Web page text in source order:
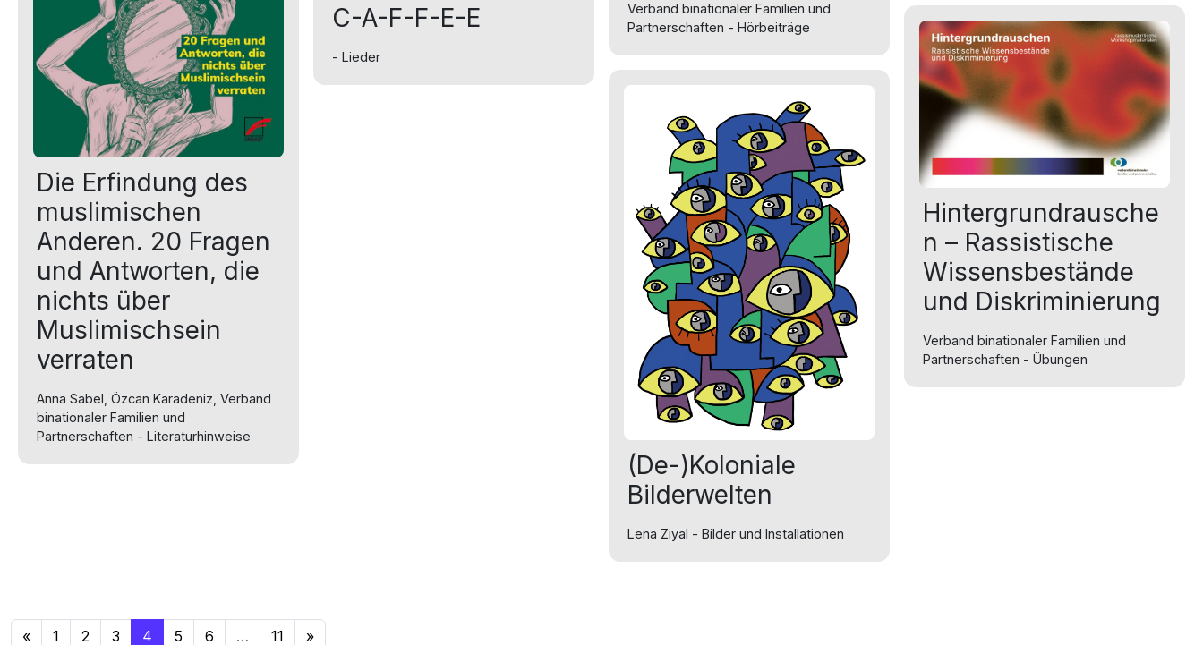
Verband binationaler Familien und
Partnerschaften - Hörbeiträge
C-A-F-F-E-E
- Lieder
Die Erfindung des
muslimischen
Anderen. 20 Fragen
und Antworten, die
nichts über
Muslimischsein
verraten
Anna Sabel, Özcan Karadeniz, Verband
binationaler Familien und
Partnerschaften - Literaturhinweise
Hintergrundrausche
n – Rassistische
Wissensbestände
und Diskriminierung
Verband binationaler Familien und
Partnerschaften - Übungen
(De-)Koloniale
Bilderwelten
Lena Ziyal - Bilder und Installationen
Beitragsnavigation
« 1 2 3 4 5 6 … 11 »